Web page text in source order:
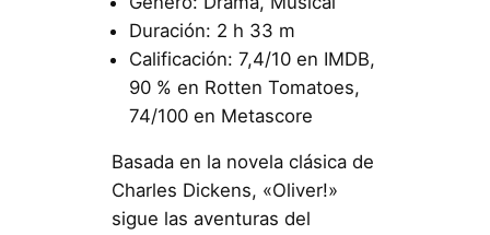
Duración: 2 h 33 m
Calificación: 7,4/10 en IMDB,
90 % en Rotten Tomatoes,
74/100 en Metascore
Basada en la novela clásica de
Charles Dickens, «Oliver!»
sigue las aventuras del